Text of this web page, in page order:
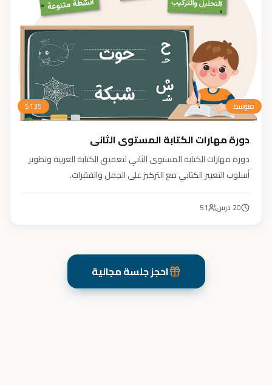
متوسط $135
دورة مهارات الكتابة المستوى الثاني
دورة مهارات الكتابة المستوى الثاني لتعميق الكتابة العربية وتطوير
أسلوب التعبير الكتابي مع التركيز على الجمل والفقرات.
20 درس 51
احجز جلسة مجانية